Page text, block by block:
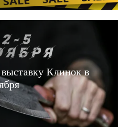
Клинок в